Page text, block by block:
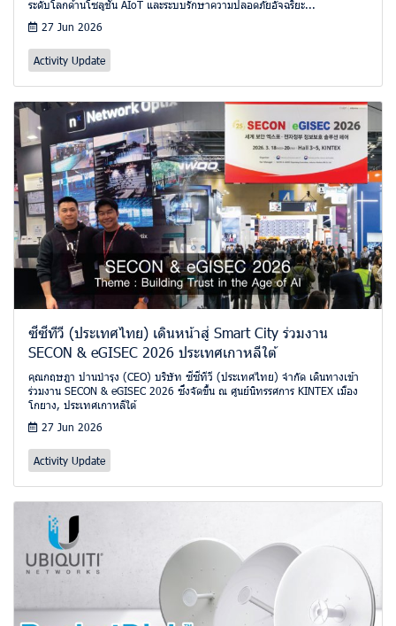
ระดับโลกด้านโซลูชัน AIoT และระบบรักษาความปลอดภัยอัจฉริยะ...
27 Jun 2026
Activity Update
ซีซีทีวี (ประเทศไทย) เดินหน้าสู่ Smart City ร่วมงาน
SECON & eGISEC 2026 ประเทศเกาหลีใต้
คุณกฤษฎา ปานบำรุง (CEO) บริษัท ซีซีทีวี (ประเทศไทย) จำกัด เดินทางเข้า
ร่วมงาน SECON & eGISEC 2026 ซึ่งจัดขึ้น ณ ศูนย์นิทรรศการ KINTEX เมือง
โกยาง, ประเทศเกาหลีใต้
27 Jun 2026
Activity Update